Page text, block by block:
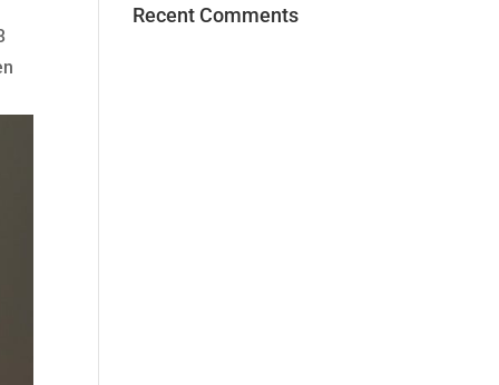
Recent Comments